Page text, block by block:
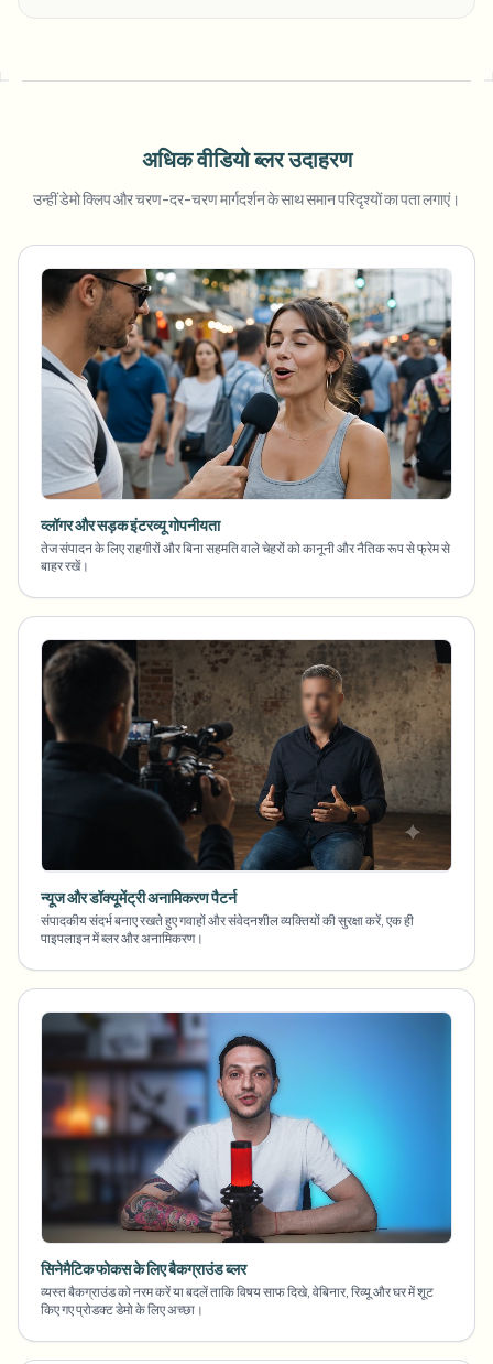
अधिक वीडियो ब्लर उदाहरण
उन्हीं डेमो क्लिप और चरण-दर-चरण मार्गदर्शन के साथ समान परिदृश्यों का पता लगाएं।
व्लॉगर और सड़क इंटरव्यू गोपनीयता
तेज संपादन के लिए राहगीरों और बिना सहमति वाले चेहरों को कानूनी और नैतिक रूप से फ्रेम से
बाहर रखें।
न्यूज और डॉक्यूमेंट्री अनामिकरण पैटर्न
संपादकीय संदर्भ बनाए रखते हुए गवाहों और संवेदनशील व्यक्तियों की सुरक्षा करें, एक ही
पाइपलाइन में ब्लर और अनामिकरण।
सिनेमैटिक फोकस के लिए बैकग्राउंड ब्लर
व्यस्त बैकग्राउंड को नरम करें या बदलें ताकि विषय साफ दिखे, वेबिनार, रिव्यू और घर में शूट
किए गए प्रोडक्ट डेमो के लिए अच्छा।